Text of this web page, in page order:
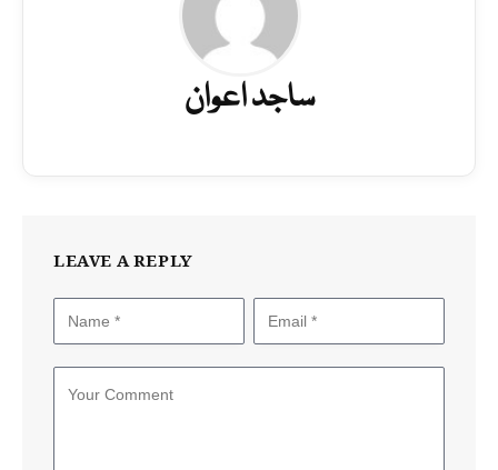
ساجد اعوان
LEAVE A REPLY